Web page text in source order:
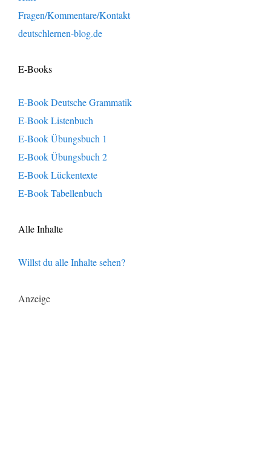
Fragen/Kommentare/Kontakt
deutschlernen-blog.de
E-Books
E-Book Deutsche Grammatik
E-Book Listenbuch
E-Book Übungsbuch 1
E-Book Übungsbuch 2
E-Book Lückentexte
E-Book Tabellenbuch
Alle Inhalte
Willst du alle Inhalte sehen?
Anzeige